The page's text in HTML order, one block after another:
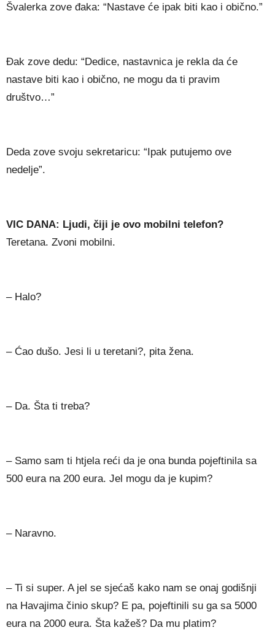
Švalerka zove đaka: “Nastave će ipak biti kao i obično.”
Đak zove dedu: “Dedice, nastavnica je rekla da će
nastave biti kao i obično, ne mogu da ti pravim
društvo…”
Deda zove svoju sekretaricu: “Ipak putujemo ove
nedelje”.
VIC DANA: Ljudi, čiji je ovo mobilni telefon?
Teretana. Zvoni mobilni.
– Halo?
– Ćao dušo. Jesi li u teretani?, pita žena.
– Da. Šta ti treba?
– Samo sam ti htjela reći da je ona bunda pojeftinila sa
500 eura na 200 eura. Jel mogu da je kupim?
– Naravno.
– Ti si super. A jel se sjećaš kako nam se onaj godišnji
na Havajima činio skup? E pa, pojeftinili su ga sa 5000
eura na 2000 eura. Šta kažeš? Da mu platim?